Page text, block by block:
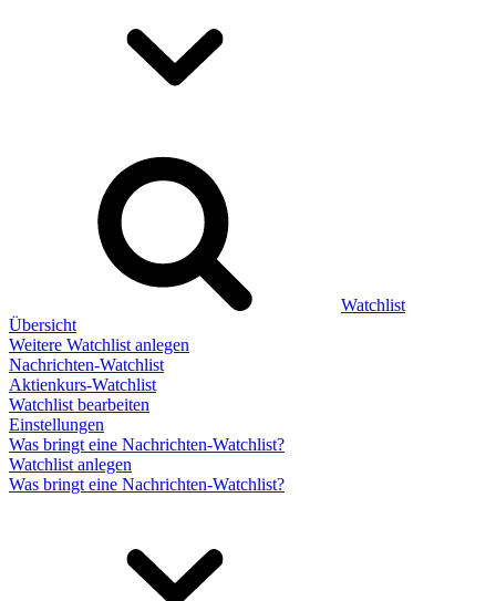
Watchlist
Übersicht
Weitere Watchlist anlegen
Nachrichten-Watchlist
Aktienkurs-Watchlist
Watchlist bearbeiten
Einstellungen
Was bringt eine Nachrichten-Watchlist?
Watchlist anlegen
Was bringt eine Nachrichten-Watchlist?